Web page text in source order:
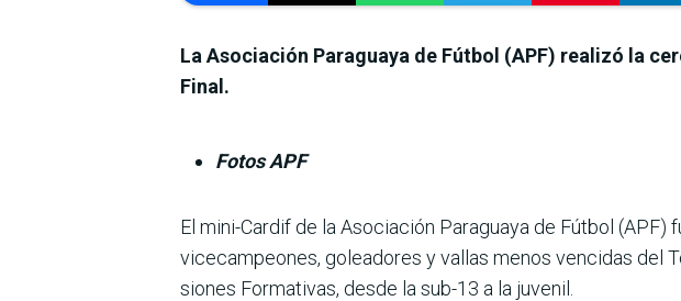
La Asociación Paraguaya de Fútbol (APF) realizó la
Final.
Fotos APF
El mini-Cardif de la Asociación Para­guaya de Fútbol
vicecampeones, goleadores y vallas menos vencidas del
siones Formativas, desde la sub-13 a la juvenil.